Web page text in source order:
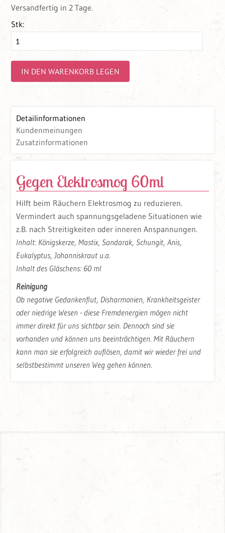
Versandfertig in 2 Tage.
Stk:
IN DEN WARENKORB LEGEN
Detailinformationen
Kundenmeinungen
Zusatzinformationen
Gegen Elektrosmog 60ml
Hilft beim Räuchern Elektrosmog zu reduzieren.
Vermindert auch spannungsgeladene Situationen wie
z.B. nach Streitigkeiten oder inneren Anspannungen.
Inhalt: Königskerze, Mastix, Sandarak, Schungit, Anis,
Eukalyptus, Johanniskraut u.a.
Inhalt des Gläschens: 60 ml
Reinigung
Ob negative Gedankenflut, Disharmonien, Krankheitsgeister
oder niedrige Wesen - diese Fremdenergien mögen nicht
immer direkt für uns sichtbar sein. Dennoch sind sie
vorhanden und können uns beeinträchtigen. Mit Räuchern
kann man sie erfolgreich auflösen, damit wir wieder frei und
selbstbestimmt unseren Weg gehen können.